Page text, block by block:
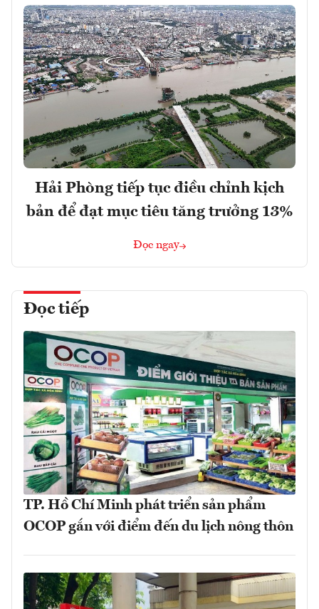
Hải Phòng tiếp tục điều chỉnh kịch
bản để đạt mục tiêu tăng trưởng 13%
Đọc ngay
Đọc tiếp
TP. Hồ Chí Minh phát triển sản phẩm
OCOP gắn với điểm đến du lịch nông thôn